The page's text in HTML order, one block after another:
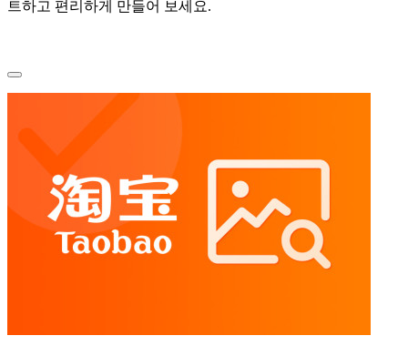
트하고 편리하게 만들어 보세요.